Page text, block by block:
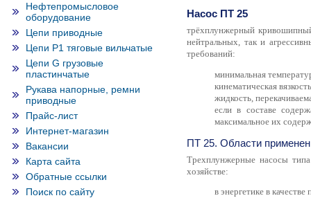
Нефтепромысловое
оборудование
Цепи приводные
Цепи Р1 тяговые вильчатые
Цепи G грузовые
пластинчатые
Рукава напорные, ремни
приводные
Прайс-лист
Интернет-магазин
Вакансии
Карта сайта
Обратные ссылки
Поиск по сайту
Насос ПТ 25
трёхплунжерный кривошипный
нейтральных, так и
требований:
минимальная
кинематическая
жидкость,
если в составе
максимальное их
ПТ 25. Области
Трехплунжерные насосы
хозяйстве:
в энергетике в